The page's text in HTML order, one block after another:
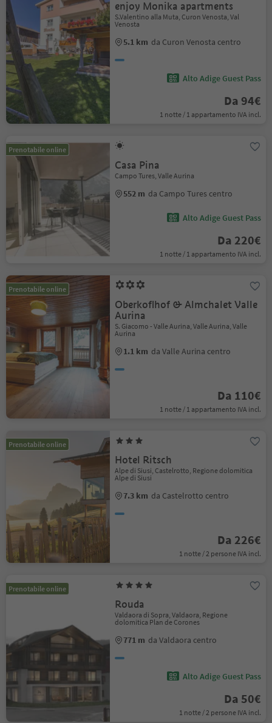
enjoy Monika apartments
S.Valentino alla Muta, Curon Venosta, Val
Venosta
5.1 km da Curon Venosta centro
Alto Adige Guest Pass
Da 94€
1 notte / 1 appartamento IVA incl.
Prenotabile online
Casa Pina
Campo Tures, Valle Aurina
552 m da Campo Tures centro
Alto Adige Guest Pass
Da 220€
1 notte / 1 appartamento IVA incl.
Prenotabile online
Oberkoflhof & Almchalet Valle
Aurina
S. Giacomo - Valle Aurina, Valle Aurina, Valle
Aurina
1.1 km da Valle Aurina centro
Da 110€
1 notte / 1 appartamento IVA incl.
Prenotabile online
Hotel Ritsch
Alpe di Siusi, Castelrotto, Regione dolomitica
Alpe di Siusi
7.3 km da Castelrotto centro
Da 226€
1 notte / 2 persone IVA incl.
Prenotabile online
Rouda
Valdaora di Sopra, Valdaora, Regione
dolomitica Plan de Corones
771 m da Valdaora centro
Alto Adige Guest Pass
Da 50€
1 notte / 2 persone IVA incl.